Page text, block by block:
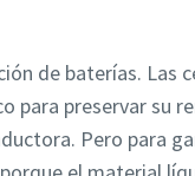
de baterías. Las
para preservar su
Pero para